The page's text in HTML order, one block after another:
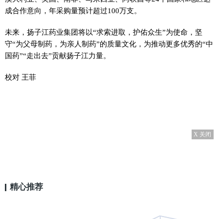
成合作意向，年采购量预计超过100万支。
未来，扬子江药业集团将以“求索进取，护佑众生”为使命，坚
守“为父母制药，为亲人制药”的质量文化，为推动更多优秀的“中
国药”“走出去”贡献扬子江力量。
校对 王菲
X 关闭
精心推荐